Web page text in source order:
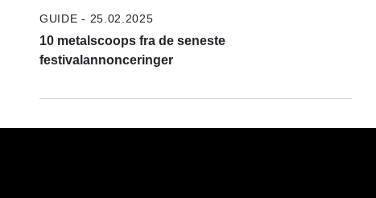
GUIDE - 25.02.2025
10 metalscoops fra de seneste
festivalannonceringer